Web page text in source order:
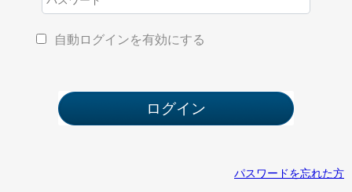
自動ログインを有効にする
パスワードを忘れた方